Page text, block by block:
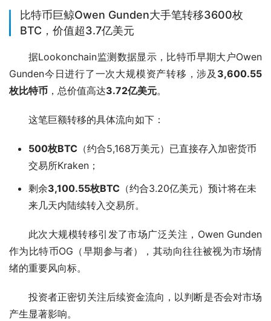
比特币巨鲸Owen Gunden大手笔转移3600枚
BTC，价值超3.7亿美元
据Lookonchain监测数据显示，比特币早期大户Owen
Gunden今日进行了一次大规模资产转移，涉及 3,600.55
枚比特币 ，总价值高达3.72亿美元。
这笔巨额转移的具体流向如下：
500枚BTC （约合5,168万美元）已直接存入加密货币
交易所Kraken；
剩余3,100.55枚BTC （约合3.20亿美元）预计将在未
来几天内陆续转入交易所。
此次大规模转移引发了市场广泛关注，Owen Gunden
作为比特币OG（早期参与者），其动向往往被视为市场情
绪的重要风向标。
投资者正密切关注后续资金流向，以判断是否会对市场
产生显著影响。